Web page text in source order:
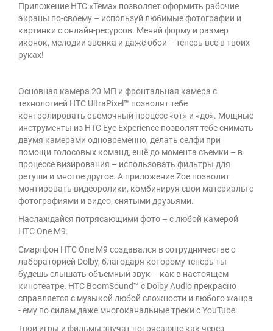
Приложение HTC «Тема» позволяет оформить рабочие
экраны по-своему – используй любимые фотографии и
картинки с онлайн-ресурсов. Меняй форму и размер
иконок, мелодии звонка и даже обои – теперь все в твоих
руках!
Основная камера 20 МП и фронтальная камера с
технологией HTC UltraPixel™ позволят тебе
контролировать съемочный процесс «от» и «до». Мощные
инструменты из HTC Eye Experience позволят тебе снимать
двумя камерами одновременно, делать селфи при
помощи голосовых команд, ещё до момента съемки – в
процессе визирования – использовать фильтры для
ретуши и многое другое. А приложение Zoe позволит
монтировать видеоролики, комбинируя свои материалы с
фотографиями и видео, снятыми друзьями.
Наслаждайся потрясающими фото – с любой камерой
HTC One M9.
Смартфон HTC One M9 создавался в сотрудничестве с
лабораторией Dolby, благодаря которому теперь ты
будешь слышать объемный звук – как в настоящем
кинотеатре. HTC BoomSound™ с Dolby Audio прекрасно
справляется с музыкой любой сложности и любого жанра
- ему по силам даже многоканальные треки с YouTube.
Твои игры и фильмы звучат потрясающе как через